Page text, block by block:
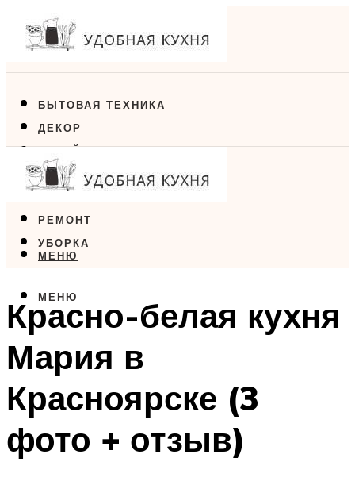
БЫТОВАЯ ТЕХНИКА
ДЕКОР
ДИЗАЙН
ЕДА
РЕМОНТ
УБОРКА
МЕНЮ
МЕНЮ
Красно-белая кухня
Мария в
Красноярске (3
фото + отзыв)